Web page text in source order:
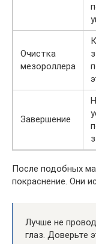
Очистка
мезороллера
Завершение
После подобных
покраснение. Они
Лучше не
глаз. Доверьте